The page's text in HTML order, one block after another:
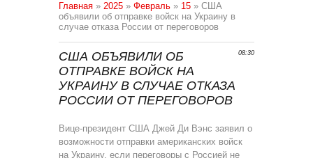
Главная » 2025 » Февраль » 15 » США
объявили об отправке войск на Украину в
случае отказа России от переговоров
08:30
США ОБЪЯВИЛИ ОБ
ОТПРАВКЕ ВОЙСК НА
УКРАИНУ В СЛУЧАЕ ОТКАЗА
РОССИИ ОТ ПЕРЕГОВОРОВ
Вице-президент США Джей Ди Вэнс заявил о
возможности отправки американских войск
на Украину, если переговоры с Россией не